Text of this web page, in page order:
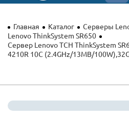
Главная Каталог
Серверы
Lenovo ThinkSystem SR650
Сервер Lenovo TCH ThinkSystem
4210R 10C (2.4GHz/13MB/